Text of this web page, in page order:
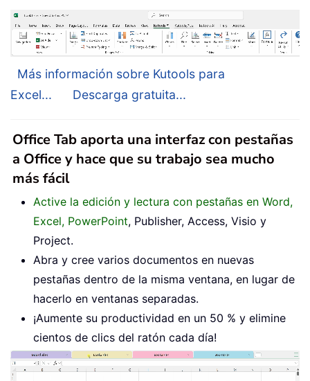
Más información sobre Kutools para
Excel...
Descarga gratuita...
Office Tab aporta una interfaz con pestañas
a Office y hace que su trabajo sea mucho
más fácil
Active la edición y lectura con pestañas en Word,
Excel, PowerPoint, Publisher, Access, Visio y
Project.
Abra y cree varios documentos en nuevas
pestañas dentro de la misma ventana, en lugar de
hacerlo en ventanas separadas.
¡Aumente su productividad en un 50 % y elimine
cientos de clics del ratón cada día!